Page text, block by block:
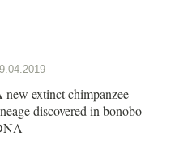
new extinct chimpanzee
discovered in bonobo